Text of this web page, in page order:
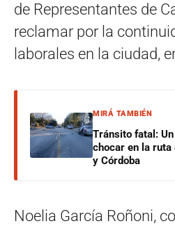
de Representantes de
reclamar por la
laborales en la ciudad,
MIRÁ TAMBIÉN
Tránsito fatal:
chocar en la
y Córdoba
Noelia García Roñoni,